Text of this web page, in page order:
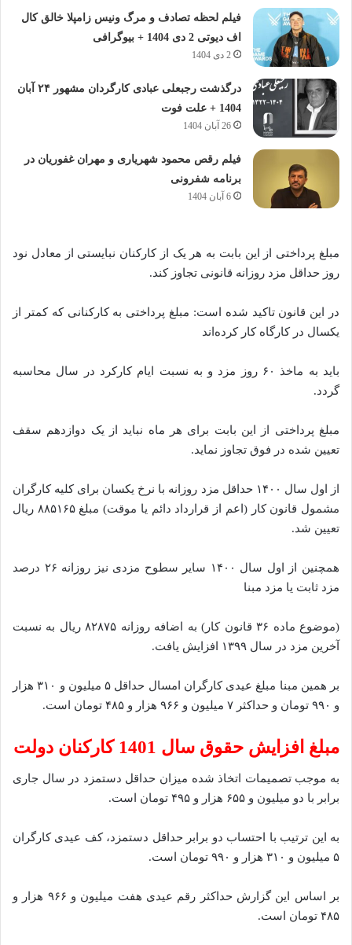
فیلم لحظه تصادف و مرگ ونیس زامپلا خالق کال
اف دیوتی 2 دی 1404 + بیوگرافی
2 دی 1404
درگذشت رجبعلی عبادی کارگردان مشهور ۲۴ آبان
1404 + علت فوت
26 آبان 1404
فیلم رقص محمود شهریاری و مهران غفوریان در
برنامه شفرونی
6 آبان 1404
مبلغ پرداختی از این بابت به هر یک از کارکنان نبایستی از معادل نود
روز حداقل مزد روزانه قانونی تجاوز کند.
در این قانون تاکید شده است: مبلغ پرداختی به کارکنانی که کمتر از
یکسال در کارگاه کار کرده‌اند
باید به ماخذ ۶۰ روز مزد و به نسبت ایام کارکرد در سال محاسبه
گردد.
مبلغ پرداختی از این بابت برای هر ماه نباید از یک دوازدهم سقف
تعیین شده در فوق تجاوز نماید.
از اول سال ۱۴۰۰ حداقل مزد روزانه با نرخ یکسان برای کلیه کارگران
مشمول قانون کار (اعم از قرارداد دائم یا موقت) مبلغ ۸۸۵۱۶۵ ریال
تعیین شد.
همچنین از اول سال ۱۴۰۰ سایر سطوح مزدی نیز روزانه ۲۶ درصد
مزد ثابت یا مزد مبنا
(موضوع ماده ۳۶ قانون کار) به اضافه روزانه ۸۲۸۷۵ ریال به نسبت
آخرین مزد در سال ۱۳۹۹ افزایش یافت.
بر همین مبنا مبلغ عیدی کارگران امسال حداقل ۵ میلیون و ۳۱۰ هزار
و ۹۹۰ تومان و حداکثر ۷ میلیون و ۹۶۶ هزار و ۴۸۵ تومان است.
مبلغ افزایش حقوق سال 1401 کارکنان دولت
به موجب تصمیمات اتخاذ شده میزان حداقل دستمزد در سال جاری
برابر با دو میلیون و ۶۵۵ هزار و ۴۹۵ تومان است.
به این ترتیب با احتساب دو برابر حداقل دستمزد، کف عیدی کارگران
۵ میلیون و ۳۱۰ هزار و ۹۹۰ تومان است.
بر اساس این گزارش حداکثر رقم عیدی هفت میلیون و ۹۶۶ هزار و
۴۸۵ تومان است.